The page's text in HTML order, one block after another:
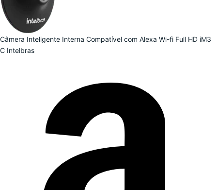
Câmera Inteligente Interna Compatível com Alexa Wi-fi Full HD iM3
C Intelbras